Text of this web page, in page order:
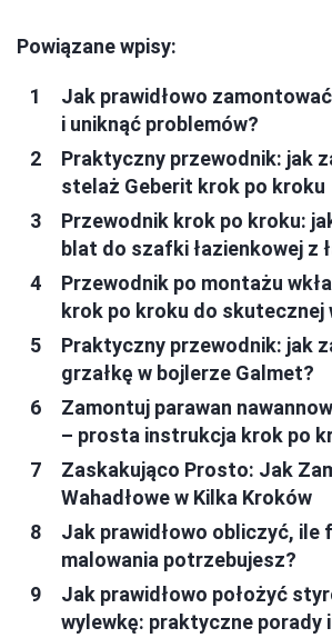
Powiązane wpisy:
Jak prawidłowo
i uniknąć problemów?
Praktyczny przewodnik: jak
stelaż Geberit krok po kroku
Przewodnik krok po kroku:
blat do szafki łazienkowej z
Przewodnik po montażu
krok po kroku do skutecznej
Praktyczny przewodnik: jak
grzałkę w bojlerze Galmet?
Zamontuj parawan
– prosta instrukcja krok po
Zaskakująco Prosto: Jak
Wahadłowe w Kilka Kroków
Jak prawidłowo obliczyć, ile
malowania potrzebujesz?
Jak prawidłowo położyć
wylewkę: praktyczne porady